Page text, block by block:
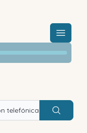
Menú
Buscar